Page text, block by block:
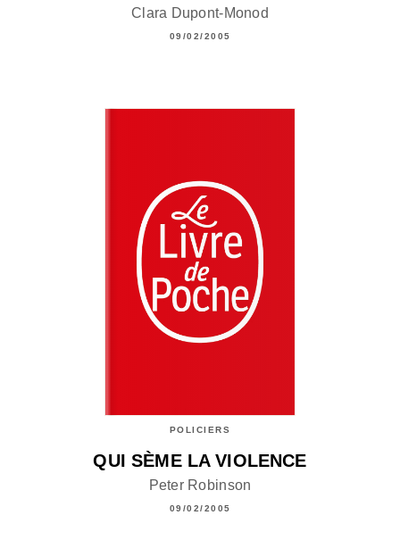
Clara Dupont-Monod
09/02/2005
POLICIERS
QUI SÈME LA VIOLENCE
Peter Robinson
09/02/2005